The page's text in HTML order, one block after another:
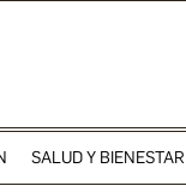
SALUD Y BIENESTAR